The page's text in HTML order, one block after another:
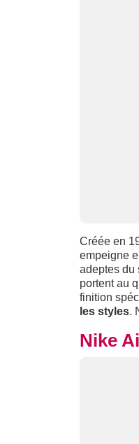
Créée en
empeigne
adeptes du
portent au
finition
les styles.
Nike